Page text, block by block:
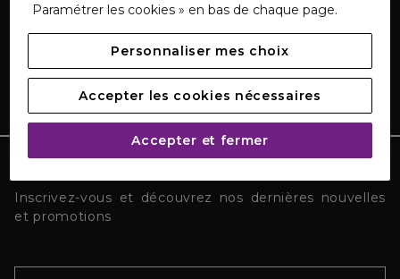
TOUTE L'ACTUALITÉ MARIONNAUD
Inscrivez-vous et découvrez nos dernières nouvelles
et promotions
Paramétrer les cookies » en bas de chaque page.
Personnaliser mes choix
Accepter les cookies nécessaires
Accepter et fermer